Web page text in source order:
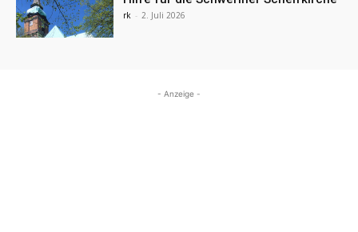
rk - 2. Juli 2026
- Anzeige -